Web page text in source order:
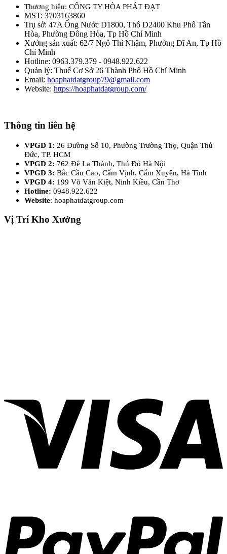
Thương hiệu: CÔNG TY HÒA PHÁT ĐẠT
MST: 3703163860
Trụ sở: 47A Ống Nước D1800, Thô D2400 Khu Phố Tân
Hòa, Phường Đông Hòa, Tp Hồ Chí Minh
Xưởng sản xuất: 62/7 Ngô Thì Nhậm, Phường Dĩ An, Tp Hồ
Chí Minh
Hotline: 0963.379.379 - 0948.922.622
Quản lý: Thuế Cơ Sở 26 Thành Phố Hồ Chí Minh
Email: hoaphatdatgroup79@gmail.com
Website: https://hoaphatdatgroup.com/
Thông tin liên hệ
VPGD 1: 26 Đường Số 10, Phường Trường Thọ, Quận Thủ
Đức, TP. HCM
VPGD 2: 762 Đê La Thành, Thủ Đô Hà Nội
VPGD 3: Bắc Cầu Cao, Cẩm Vịnh, Cẩm Xuyên, Hà Tĩnh
VPGD 4: 199 Võ Văn Kiệt, Ninh Kiều, Cần Thơ
Hotline: 0948.922.622
Website: hoaphatdatgroup.com
Vị Trí Kho Xưởng